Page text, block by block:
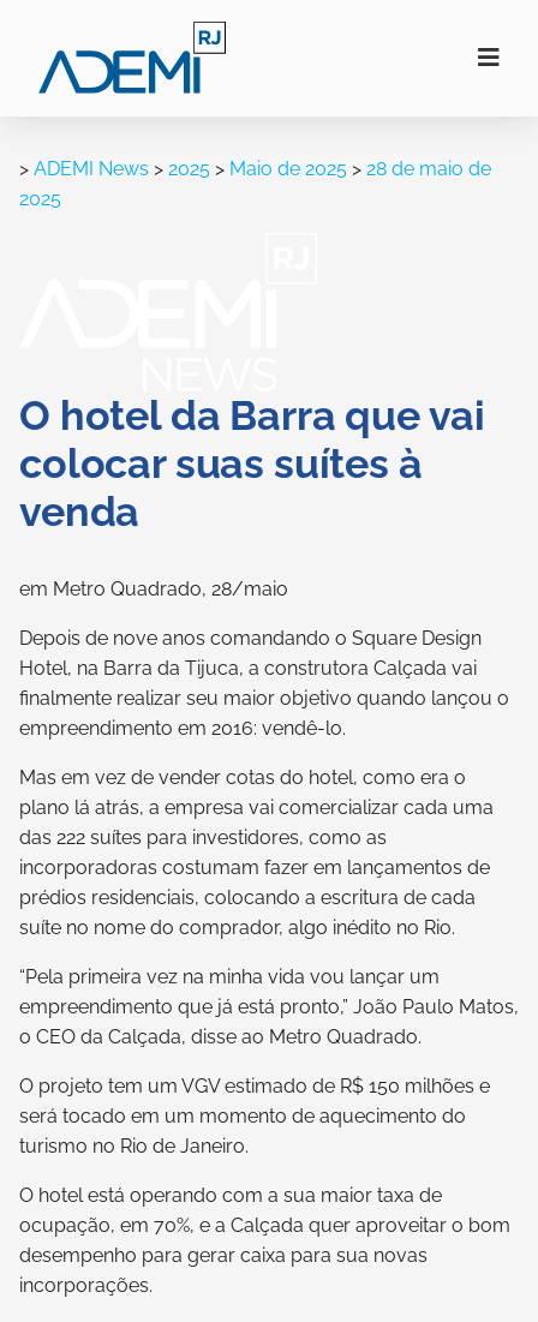
> ADEMI News > 2025 > Maio de 2025 > 28 de maio de
2025
O hotel da Barra que vai
colocar suas suítes à
venda
em Metro Quadrado, 28/maio
Depois de nove anos comandando o Square Design
Hotel, na Barra da Tijuca, a construtora Calçada vai
finalmente realizar seu maior objetivo quando lançou o
empreendimento em 2016: vendê-lo.
Mas em vez de vender cotas do hotel, como era o
plano lá atrás, a empresa vai comercializar cada uma
das 222 suítes para investidores, como as
incorporadoras costumam fazer em lançamentos de
prédios residenciais, colocando a escritura de cada
suíte no nome do comprador, algo inédito no Rio.
“Pela primeira vez na minha vida vou lançar um
empreendimento que já está pronto,” João Paulo Matos,
o CEO da Calçada, disse ao Metro Quadrado.
O projeto tem um VGV estimado de R$ 150 milhões e
será tocado em um momento de aquecimento do
turismo no Rio de Janeiro.
O hotel está operando com a sua maior taxa de
ocupação, em 70%, e a Calçada quer aproveitar o bom
desempenho para gerar caixa para sua novas
incorporações.